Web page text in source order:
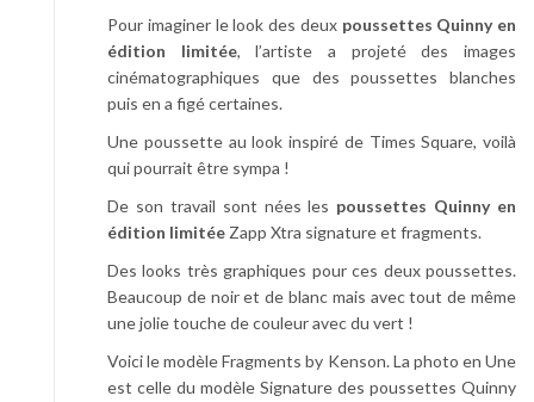
Pour imaginer le look des deux poussettes Quinny en
édition limitée, l’artiste a projeté des images
cinématographiques que des poussettes blanches
puis en a figé certaines.
Une poussette au look inspiré de Times Square, voilà
qui pourrait être sympa !
De son travail sont nées les poussettes Quinny en
édition limitée Zapp Xtra signature et fragments.
Des looks très graphiques pour ces deux poussettes.
Beaucoup de noir et de blanc mais avec tout de même
une jolie touche de couleur avec du vert !
Voici le modèle Fragments by Kenson. La photo en Une
est celle du modèle Signature des poussettes Quinny